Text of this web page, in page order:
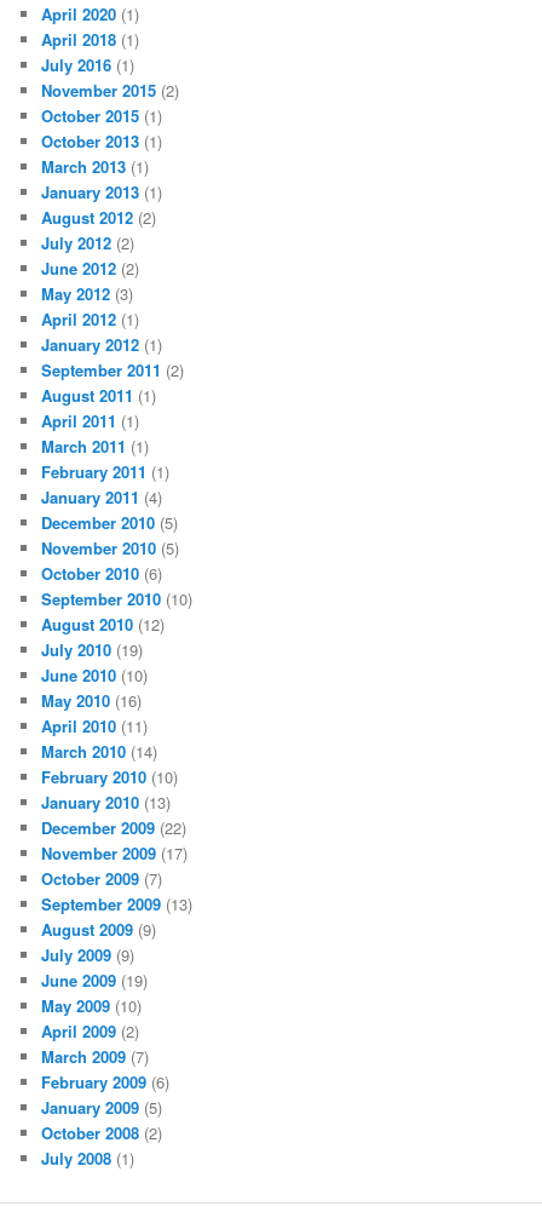
April 2020 (1)
April 2018 (1)
July 2016 (1)
November 2015 (2)
October 2015 (1)
October 2013 (1)
March 2013 (1)
January 2013 (1)
August 2012 (2)
July 2012 (2)
June 2012 (2)
May 2012 (3)
April 2012 (1)
January 2012 (1)
September 2011 (2)
August 2011 (1)
April 2011 (1)
March 2011 (1)
February 2011 (1)
January 2011 (4)
December 2010 (5)
November 2010 (5)
October 2010 (6)
September 2010 (10)
August 2010 (12)
July 2010 (19)
June 2010 (10)
May 2010 (16)
April 2010 (11)
March 2010 (14)
February 2010 (10)
January 2010 (13)
December 2009 (22)
November 2009 (17)
October 2009 (7)
September 2009 (13)
August 2009 (9)
July 2009 (9)
June 2009 (19)
May 2009 (10)
April 2009 (2)
March 2009 (7)
February 2009 (6)
January 2009 (5)
October 2008 (2)
July 2008 (1)